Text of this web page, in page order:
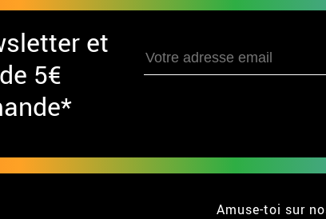
et
5€
Amuse-toi sur